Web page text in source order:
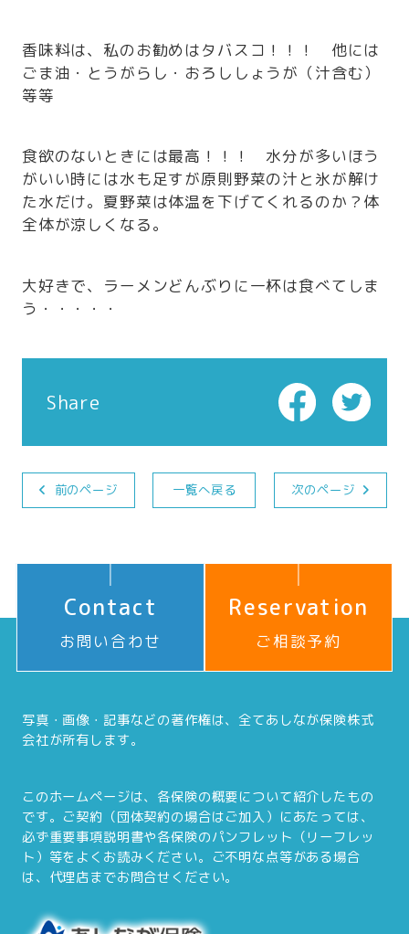
香味料は、私のお勧めはタバスコ！！！ 他には
ごま油・とうがらし・おろししょうが（汁含む）
等等
食欲のないときには最高！！！ 水分が多いほう
がいい時には水も足すが原則野菜の汁と氷が解け
た水だけ。夏野菜は体温を下げてくれるのか？体
全体が涼しくなる。
大好きで、ラーメンどんぶりに一杯は食べてしま
う・・・・・
Share
前のページ 一覧へ戻る 次のページ
Contact
お問い合わせ
Reservation
ご相談予約
写真・画像・記事などの著作権は、全てあしなが保険株式
会社が所有します。
このホームページは、各保険の概要について紹介したもの
です。ご契約（団体契約の場合はご加入）にあたっては、
必ず重要事項説明書や各保険のパンフレット（リーフレッ
ト）等をよくお読みください。ご不明な点等がある場合
は、代理店までお問合せください。